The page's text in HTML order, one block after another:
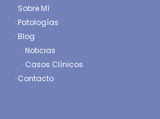
· Sobre Mí
· Patologías
· Blog
· Noticias
· Casos Clínicos
· Contacto